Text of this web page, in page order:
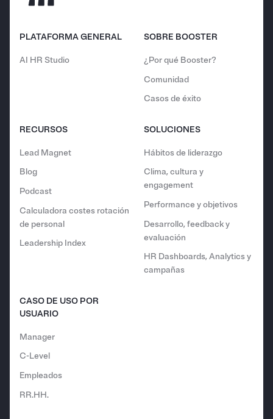
PLATAFORMA GENERAL
AI HR Studio
SOBRE BOOSTER
¿Por qué Booster?
Comunidad
Casos de éxito
RECURSOS
Lead Magnet
Blog
Podcast
Calculadora costes rotación
de personal
Leadership Index
SOLUCIONES
Hábitos de liderazgo
Clima, cultura y
engagement
Performance y objetivos
Desarrollo, feedback y
evaluación
HR Dashboards, Analytics y
campañas
CASO DE USO POR
USUARIO
Manager
C-Level
Empleados
RR.HH.